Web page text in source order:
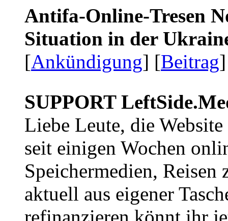
Antifa-Online-Tresen
Situation in der
[Ankündigung] [Beitrag
SUPPORT
Liebe Leute, die Website
seit einigen Wochen
Speichermedien, Reisen
aktuell aus eigener